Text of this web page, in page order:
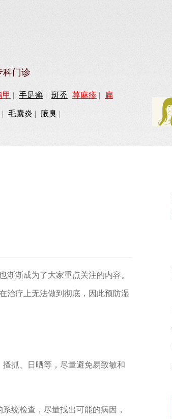
科门诊
甲 | 手足癣 | 斑秃 荨麻疹 | 扁
| 毛囊炎 | 腋臭 |
渐渐成为了大家重点关注的内容。
治疗上无法做到彻底，因此预防湿
抓、日晒等，尽量避免易致敏和
统检查，尽量找出可能的病因，